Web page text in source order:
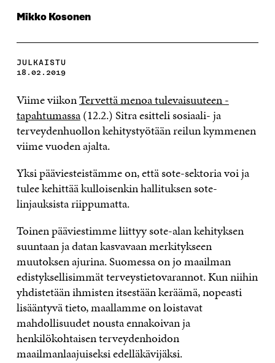
Mikko Kosonen
JULKAISTU
18.02.2019
Viime viikonTervettä menoa tulevaisuuteen -
tapahtumassa(12.2.) Sitra esitteli sosiaali- ja
terveydenhuollon kehitystyötään reilun kymmenen
viime vuoden ajalta.
Yksi pääviesteistämme on, että sote-sektoria voi ja
tulee kehittää kulloisenkin hallituksen sote-
linjauksista riippumatta.
Toinen pääviestimme liittyy sote-alan kehityksen
suuntaan ja datan kasvavaan merkitykseen
muutoksen ajurina. Suomessa on jo maailman
edistyksellisimmät terveystietovarannot. Kun niihin
yhdistetään ihmisten itsestään keräämä, nopeasti
lisääntyvä tieto, maallamme on loistavat
mahdollisuudet nousta ennakoivan ja
henkilökohtaisen terveydenhoidon
maailmanlaajuiseksi edelläkävijäksi.